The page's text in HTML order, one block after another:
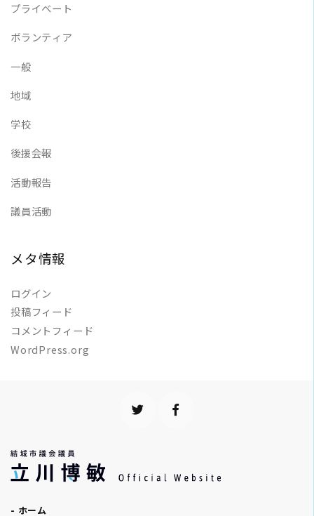
プライベート
ボランティア
一般
地域
学校
後援会報
活動報告
議員活動
メタ情報
ログイン
投稿フィード
コメントフィード
WordPress.org
- ホーム